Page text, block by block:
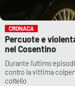
CRONACA
Percuote e
nel Cosentino
Durante l'ultimo
contro la vittima
coltello